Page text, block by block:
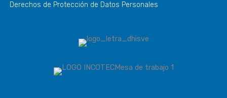
Derechos de Protección de Datos Personales